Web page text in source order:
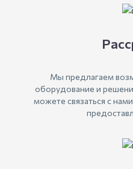
Мы предлагаем
оборудование и
можете связаться с